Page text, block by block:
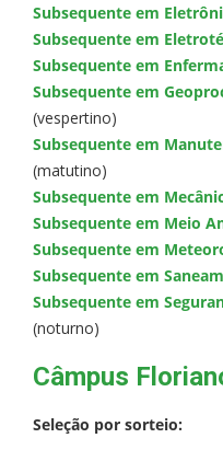
Subsequente em
Subsequente em
Subsequente em
Subsequente em
(vespertino)
Subsequente em
(matutino)
Subsequente em
Subsequente em Meio
Subsequente em
Subsequente em
Subsequente em
(noturno)
Câmpus
Seleção por sorteio: